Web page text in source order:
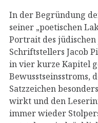
In der Begründung
seiner „poetischen
Portrait des
Schriftstellers Jacob
in vier kurze Kapitel
Bewusstseinsstroms,
Satzzeichen
wirkt und den
immer wieder